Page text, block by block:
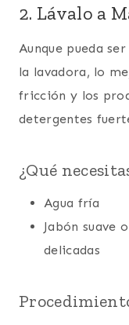
2. Lávalo a
Aunque pueda
la lavadora, lo
fricción y los
detergentes
¿Qué
Agua fría
Jabón suave
delicadas